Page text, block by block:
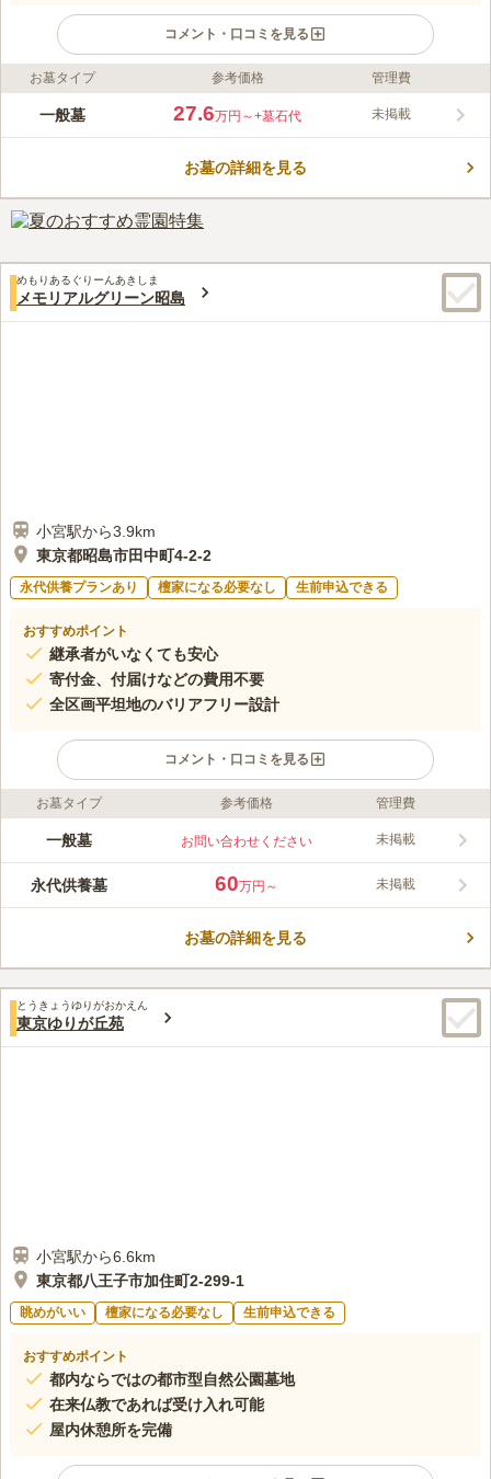
コメント・口コミを見る
ライフドット編集部のコメント
八王子市にある多摩川台墓苑は、中央自動車道「八王子インタ
車場も完備されているため、車での来園も可能な、交通アクセス
口コミ評価
40代男性
最寄り駅の近くにショッピングモールがあり、持参しなくても良
い場所です。そこは食事もできるので良い場所です。
口コミの続きを読む
お墓タイプ 参考価格 管理費
一般墓 27.6万円～+墓石代 未掲載
お墓の詳細を見る
めもりあるぐりーんあきしま
メモリアルグリーン昭島
小宮駅から3.9km
東京都昭島市田中町4-2-2
永代供養プランあり 檀家になる必要なし 生前申込できる
おすすめポイント
継承者がいなくても安心
寄付金、付届けなどの費用不要
全区画平坦地のバリアフリー設計
コメント・口コミを見る
ライフドット編集部のコメント
メモリアルグリーン昭島は、昭島市で初めてとなる2009年開園
谷派の延慶寺が管理しています。園内は全区画平坦となってお
り、管理棟にはエレベーターや車椅子用のトイレも完備している
す。参道はインターロッキング施工で、雨の日でも足元が悪くな
みんなの評価
3.4 口コミ4件
60代女性
バスは住宅地を走っているので、途中下車してまで立ち寄る所は
ありません。お墓参りに必要なお花とお線香は墓地の事務慮で売っている
ので問題ありません。
お墓タイプ 参考価格 管理費
一般墓 お問い合わせください 未掲載
永代供養墓 60万円～ 未掲載
お墓の詳細を見る
とうきょうゆりがおかえん
東京ゆりが丘苑
小宮駅から6.6km
東京都八王子市加住町2-299-1
眺めがいい 檀家になる必要なし 生前申込できる
おすすめポイント
都内ならではの都市型自然公園墓地
在来仏教であれば受け入れ可能
屋内休憩所を完備